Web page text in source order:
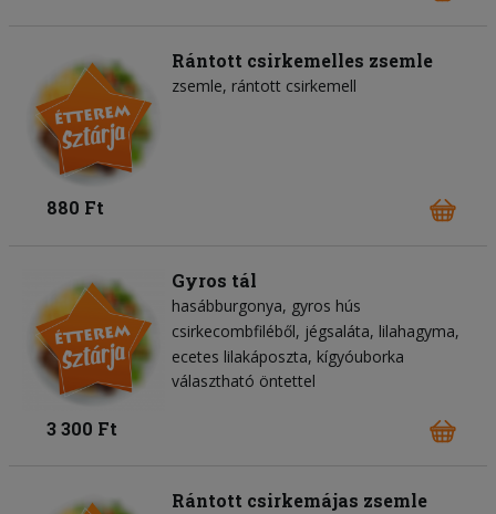
Rántott csirkemelles zsemle
zsemle rántott csirkemell
880 Ft
Gyros tál
hasábburgonya gyros hús
csirkecombfiléből jégsaláta lilahagyma
ecetes lilakáposzta kígyóuborka
választható öntettel
3 300 Ft
Rántott csirkemájas zsemle